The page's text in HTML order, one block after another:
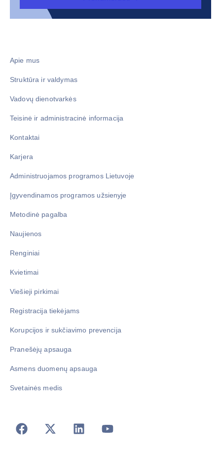
Apie mus
Struktūra ir valdymas
Vadovų dienotvarkės
Teisinė ir administracinė informacija
Kontaktai
Karjera
Administruojamos programos Lietuvoje
Įgyvendinamos programos užsienyje
Metodinė pagalba
Naujienos
Renginiai
Kvietimai
Viešieji pirkimai
Registracija tiekėjams
Korupcijos ir sukčiavimo prevencija
Pranešėjų apsauga
Asmens duomenų apsauga
Svetainės medis